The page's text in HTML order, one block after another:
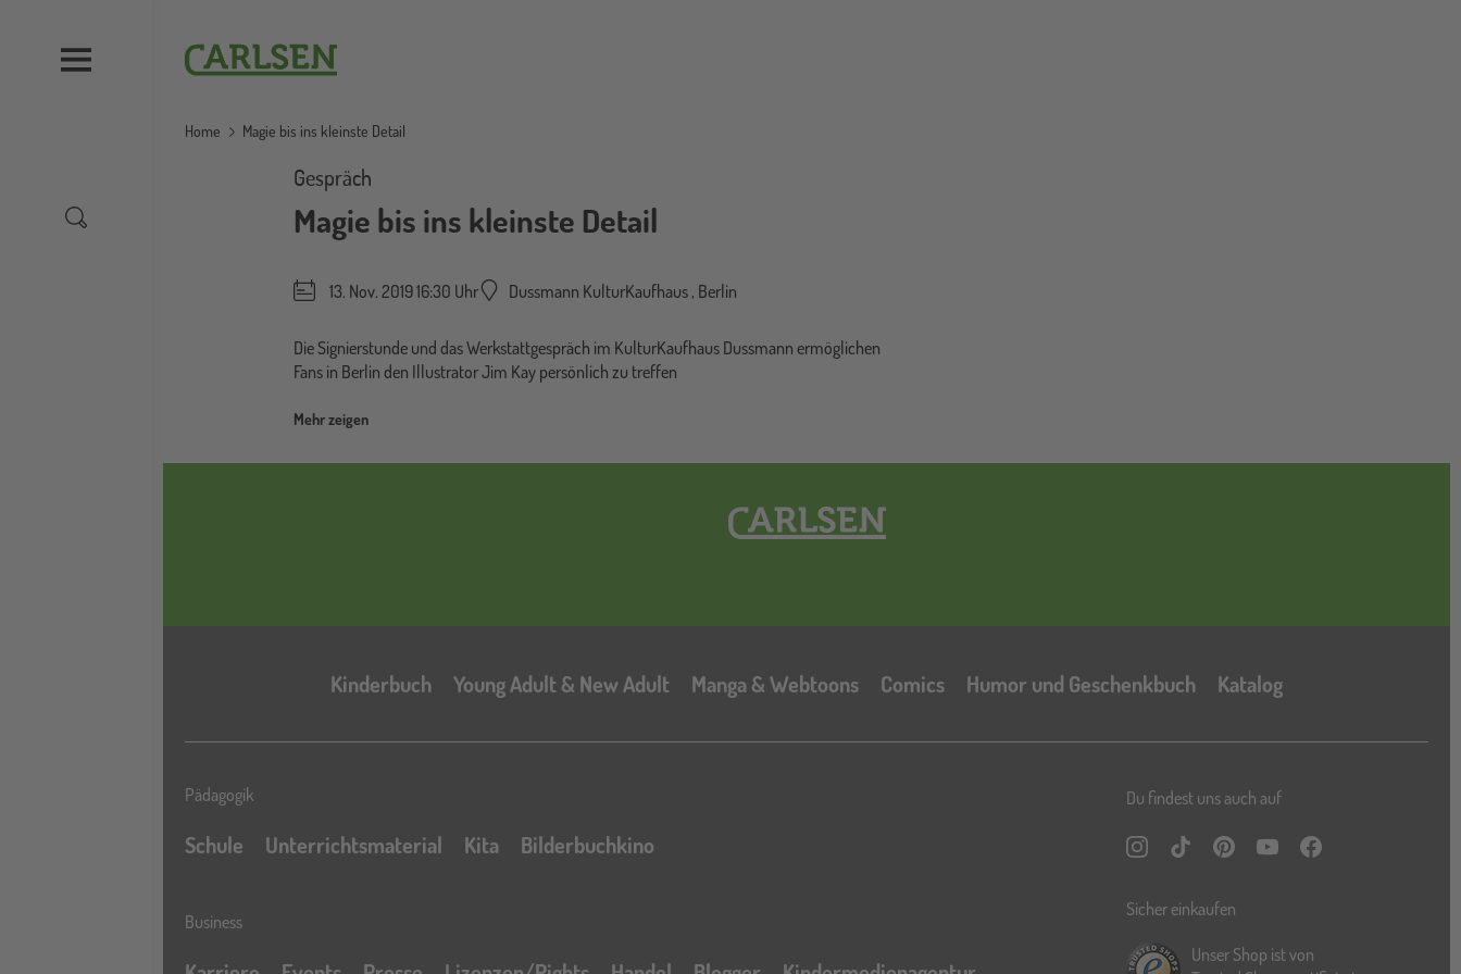
Carlsen
Home Magie bis ins kleinste Detail
Gespräch
Magie bis ins kleinste Detail
13. Nov. 2019 16:30 Uhr Dussmann KulturKaufhaus , Berlin
Die Signierstunde und das Werkstattgespräch im KulturKaufhaus Dussmann ermöglichen
Fans in Berlin den Illustrator Jim Kay persönlich zu treffen
Mehr zeigen
Hauptnavigation
Kinderbuch Young Adult & New Adult Manga & Webtoons Comics Humor und Geschenkbuch Katalog
Katalog
Pädagogik
Schule Unterrichtsmaterial Kita Bilderbuchkino
Business
Du findest uns auch auf
Instagram
TikTokPinterestYouTubeFacebook
Sicher einkaufen
Unser Shop ist von